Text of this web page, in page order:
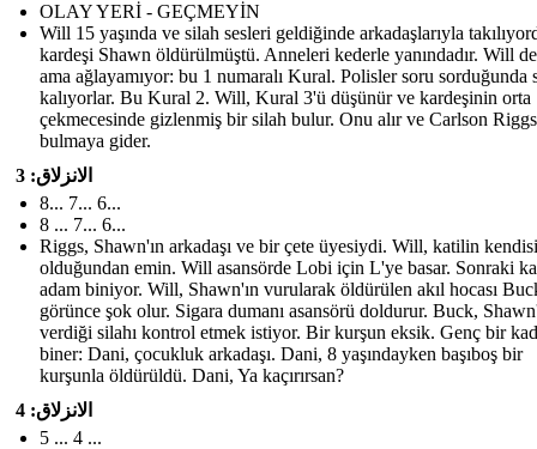
OLAY YERİ - GEÇMEYİN
Will 15 yaşında ve silah sesleri geldiğinde arkadaşlarıyla
kardeşi Shawn öldürülmüştü. Anneleri kederle yanındadır. Will
ama ağlayamıyor: bu 1 numaralı Kural. Polisler soru sorduğunda
kalıyorlar. Bu Kural 2. Will, Kural 3'ü düşünür ve kardeşinin orta
çekmecesinde gizlenmiş bir silah bulur. Onu alır ve Carlson
bulmaya gider.
الانزلاق: 3
8... 7... 6...
8 ... 7... 6...
Riggs, Shawn'ın arkadaşı ve bir çete üyesiydi. Will, katilin kendisi
olduğundan emin. Will asansörde Lobi için L 'ye basar. Sonraki
adam biniyor. Will, Shawn'ın vurularak öldürülen akıl hocası
görünce şok olur. Sigara dumanı asansörü doldurur. Buck,
verdiği silahı kontrol etmek istiyor. Bir kurşun eksik. Genç bir
biner: Dani, çocukluk arkadaşı. Dani, 8 yaşındayken başıboş bir
kurşunla öldürüldü. Dani, Ya kaçırırsan?
الانزلاق: 4
5 ... 4 ...